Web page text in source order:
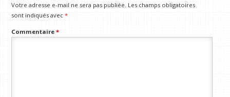
Votre adresse e-mail ne sera pas publiée. Les champs obligatoires
sont indiqués avec*
Commentaire*